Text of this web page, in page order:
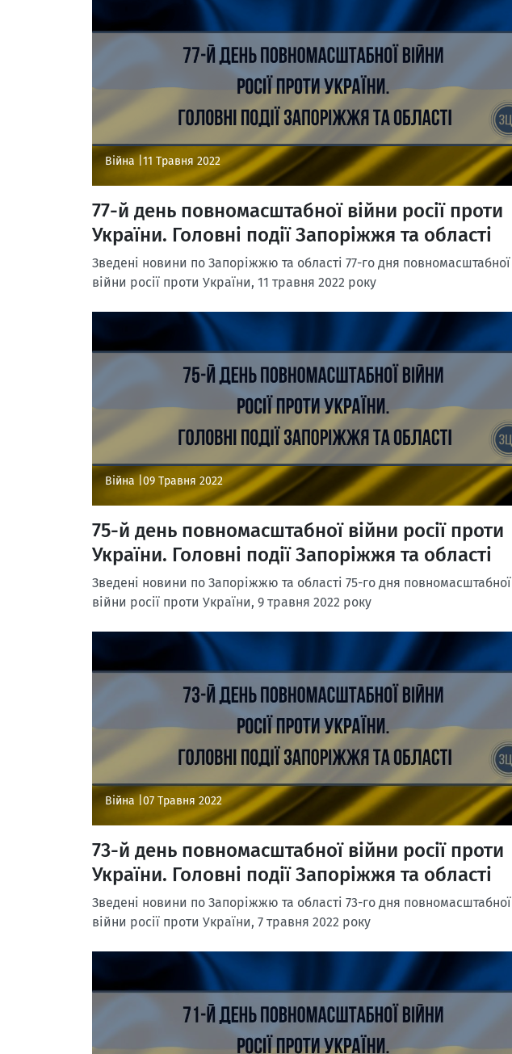
Війна | 11 Травня 2022
77-й день повномасштабної війни росії проти
України. Головні події Запоріжжя та області
Зведені новини по Запоріжжю та області 77-го дня повномасштабної
війни росії проти України, 11 травня 2022 року
Війна | 09 Травня 2022
75-й день повномасштабної війни росії проти
України. Головні події Запоріжжя та області
Зведені новини по Запоріжжю та області 75-го дня повномасштабної
війни росії проти України, 9 травня 2022 року
Війна | 07 Травня 2022
73-й день повномасштабної війни росії проти
України. Головні події Запоріжжя та області
Зведені новини по Запоріжжю та області 73-го дня повномасштабної
війни росії проти України, 7 травня 2022 року